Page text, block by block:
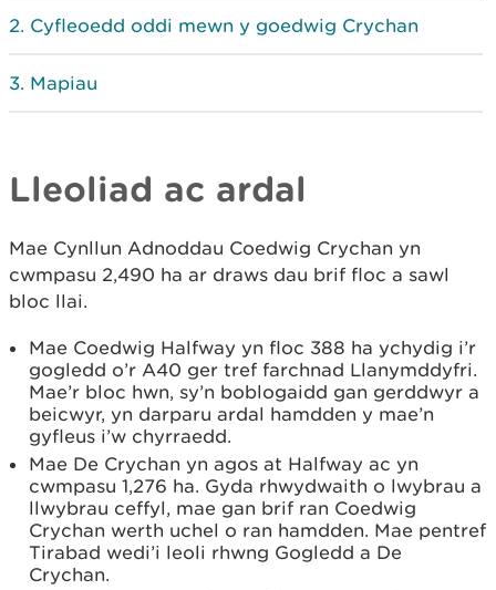
Cyfleoedd oddi mewn y goedwig Crychan
Mapiau
Lleoliad ac ardal
Mae Cynllun Adnoddau Coedwig Crychan yn
cwmpasu 2,490 ha ar draws dau brif floc a sawl
bloc llai.
Mae Coedwig Halfway yn floc 388 ha ychydig i’r
gogledd o’r A40 ger tref farchnad Llanymddyfri.
Mae’r bloc hwn, sy’n boblogaidd gan gerddwyr a
beicwyr, yn darparu ardal hamdden y mae’n
gyfleus i’w chyrraedd.
Mae De Crychan yn agos at Halfway ac yn
cwmpasu 1,276 ha. Gyda rhwydwaith o lwybrau a
llwybrau ceffyl, mae gan brif ran Coedwig
Crychan werth uchel o ran hamdden. Mae pentref
Tirabad wedi’i leoli rhwng Gogledd a De
Crychan.